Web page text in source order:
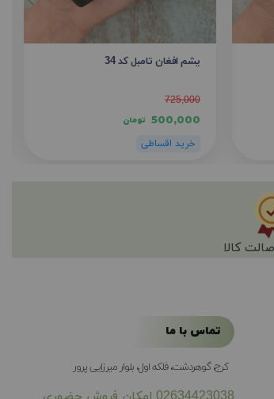
یشم افغان تامبل کد 34
725,000
500,000 تومان
کالا
تماس با ما
کرج، گوهردشت، فلکه اول، بلوار میرزایی پرور